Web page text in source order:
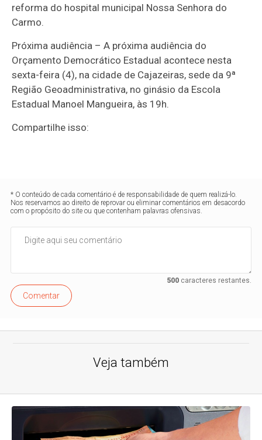
reforma do hospital municipal Nossa Senhora do
Carmo.
Próxima audiência – A próxima audiência do
Orçamento Democrático Estadual acontece nesta
sexta-feira (4), na cidade de Cajazeiras, sede da 9ª
Região Geoadministrativa, no ginásio da Escola
Estadual Manoel Mangueira, às 19h.
Compartilhe isso:
* O conteúdo de cada comentário é de responsabilidade de quem realizá-lo.
Nos reservamos ao direito de reprovar ou eliminar comentários em desacordo
com o propósito do site ou que contenham palavras ofensivas.
500caracteres restantes.
Comentar
Veja também